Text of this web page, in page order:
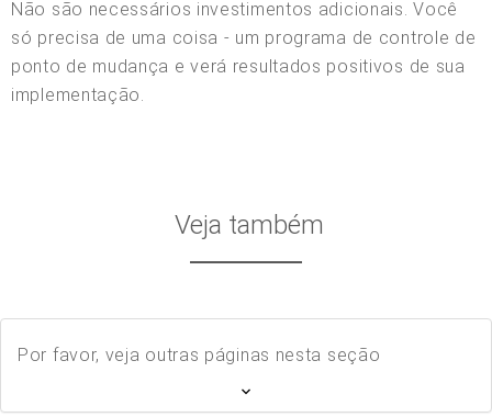
Não são necessários investimentos adicionais. Você
só precisa de uma coisa - um programa de controle de
ponto de mudança e verá resultados positivos de sua
implementação.
Veja também
Por favor, veja outras páginas nesta seção